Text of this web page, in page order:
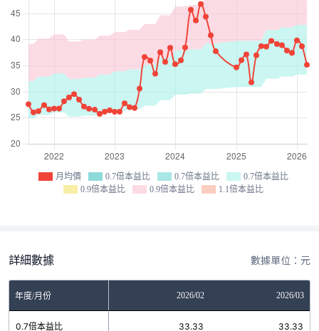
月均價 0.7倍本益比 0.7倍本益比
0.7倍本益比
0.9倍本益比
0.9倍本益比 1.1倍本益比
詳細數據 數據單位：元
年度/月份 2026/02 2026/03
0.7倍本益比 33.33 33.33